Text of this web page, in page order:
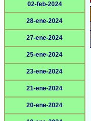
02-feb-2024
28-ene-2024
27-ene-2024
25-ene-2024
23-ene-2024
21-ene-2024
20-ene-2024